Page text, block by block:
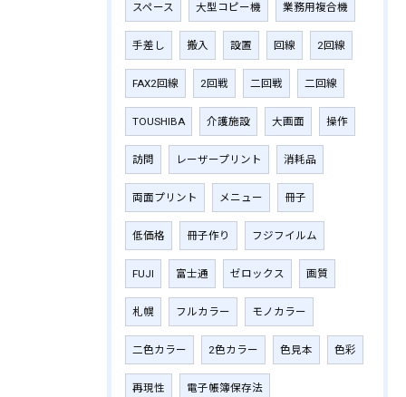
スペース 大型コピー機 業務用複合機
手差し 搬入 設置 回線 2回線
FAX2回線 2回戦 二回戦 二回線
TOUSHIBA 介護施設 大画面 操作
訪問 レーザープリント 消耗品
両面プリント メニュー 冊子
低価格 冊子作り フジフイルム
FUJI 富士通 ゼロックス 画質
札幌 フルカラー モノカラー
二色カラー 2色カラー 色見本 色彩
再現性 電子帳簿保存法